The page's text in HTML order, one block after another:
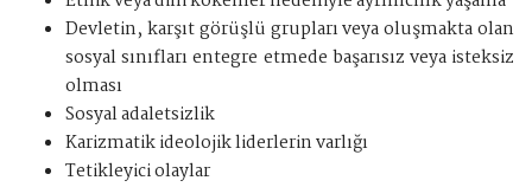
Devletin, karşıt görüşlü grupları veya oluşmakta olan
sosyal sınıfları entegre etmede başarısız veya isteksiz
olması
Sosyal adaletsizlik
Karizmatik ideolojik liderlerin varlığı
Tetikleyici olaylar